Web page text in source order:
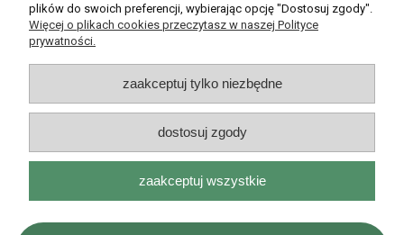
Płatności i dostawa
Informacje
O nas
Rarytasy Dolnośląskie | ul. Olszewskiego 99, 51-638 Wrocław |
kontakt@rarytasydolnoslaskie.pl|537 71 71 71| NIP: 8982036706 |
plików do swoich preferencji, wybierając opcję "Dostosuj zgody".
Więcej o plikach cookies przeczytasz w naszej Polityce
prywatności.
zaakceptuj tylko niezbędne
dostosuj zgody
zaakceptuj wszystkie